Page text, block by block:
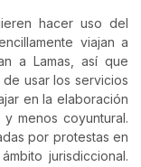
hacer uso del
viajan a
a Lamas, así que
usar los servicios
en la elaboración
menos coyuntural.
por protestas en
jurisdiccional.